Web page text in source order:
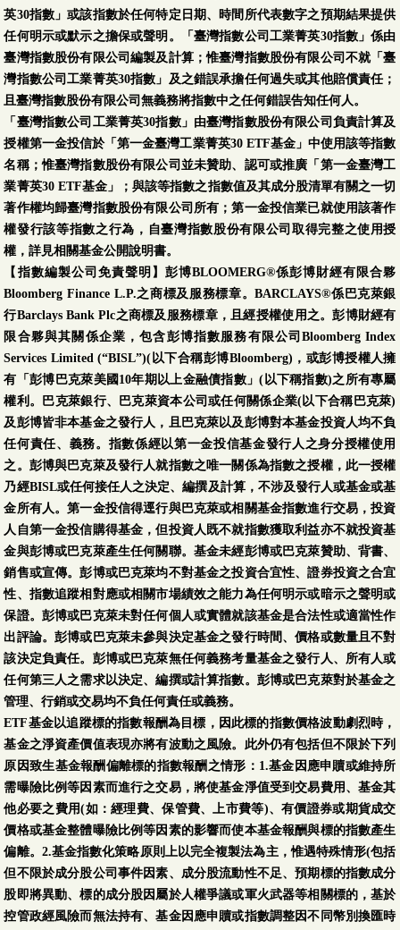
英30指數」或該指數於任何特定日期、時間所代表數字之預期結果提供
任何明示或默示之擔保或聲明。「臺灣指數公司工業菁英30指數」係由
臺灣指數股份有限公司編製及計算；惟臺灣指數股份有限公司不就「臺
灣指數公司工業菁英30指數」及之錯誤承擔任何過失或其他賠償責任；
且臺灣指數股份有限公司無義務將指數中之任何錯誤告知任何人。
「臺灣指數公司工業菁英30指數」由臺灣指數股份有限公司負責計算及
授權第一金投信於「第一金臺灣工業菁英30 ETF基金」中使用該等指數
名稱；惟臺灣指數股份有限公司並未贊助、認可或推廣「第一金臺灣工
業菁英30 ETF基金」；與該等指數之指數值及其成分股清單有關之一切
著作權均歸臺灣指數股份有限公司所有；第一金投信業已就使用該著作
權發行該等指數之行為，自臺灣指數股份有限公司取得完整之使用授
權，詳見相關基金公開說明書。
【指數編製公司免責聲明】彭博BLOOMERG®係彭博財經有限合夥
Bloomberg Finance L.P.之商標及服務標章。BARCLAYS®係巴克萊銀
行Barclays Bank Plc之商標及服務標章，且經授權使用之。彭博財經有
限合夥與其關係企業，包含彭博指數服務有限公司Bloomberg Index
Services Limited (“BISL”)(以下合稱彭博Bloomberg)，或彭博授權人擁
有「彭博巴克萊美國10年期以上金融債指數」(以下稱指數)之所有專屬
權利。巴克萊銀行、巴克萊資本公司或任何關係企業(以下合稱巴克萊)
及彭博皆非本基金之發行人，且巴克萊以及彭博對本基金投資人均不負
任何責任、義務。指數係經以第一金投信基金發行人之身分授權使用
之。彭博與巴克萊及發行人就指數之唯一關係為指數之授權，此一授權
乃經BISL或任何接任人之決定、編撰及計算，不涉及發行人或基金或基
金所有人。第一金投信得逕行與巴克萊或相關基金指數進行交易，投資
人自第一金投信購得基金，但投資人既不就指數獲取利益亦不就投資基
金與彭博或巴克萊產生任何關聯。基金未經彭博或巴克萊贊助、背書、
銷售或宣傳。彭博或巴克萊均不對基金之投資合宜性、證券投資之合宜
性、指數追蹤相對應或相關市場績效之能力為任何明示或暗示之聲明或
保證。彭博或巴克萊未對任何個人或實體就該基金是合法性或適當性作
出評論。彭博或巴克萊未參與決定基金之發行時間、價格或數量且不對
該決定負責任。彭博或巴克萊無任何義務考量基金之發行人、所有人或
任何第三人之需求以決定、編撰或計算指數。彭博或巴克萊對於基金之
管理、行銷或交易均不負任何責任或義務。
ETF基金以追蹤標的指數報酬為目標，因此標的指數價格波動劇烈時，
基金之淨資產價值表現亦將有波動之風險。此外仍有包括但不限於下列
原因致生基金報酬偏離標的指數報酬之情形：1.基金因應申贖或維持所
需曝險比例等因素而進行之交易，將使基金淨值受到交易費用、基金其
他必要之費用(如：經理費、保管費、上市費等)、有價證券或期貨成交
價格或基金整體曝險比例等因素的影響而使本基金報酬與標的指數產生
偏離。2.基金指數化策略原則上以完全複製法為主，惟遇特殊情形(包括
但不限於成分股公司事件因素、成分股流動性不足、預期標的指數成分
股即將異動、標的成分股因屬於人權爭議或軍火武器等相關標的，基於
控管政經風險而無法持有、基金因應申贖或指數調整因不同幣別換匯時